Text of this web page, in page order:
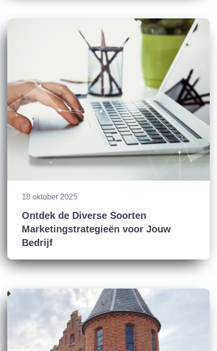
18 oktober 2025
Ontdek de Diverse Soorten
Marketingstrategieën voor Jouw
Bedrijf